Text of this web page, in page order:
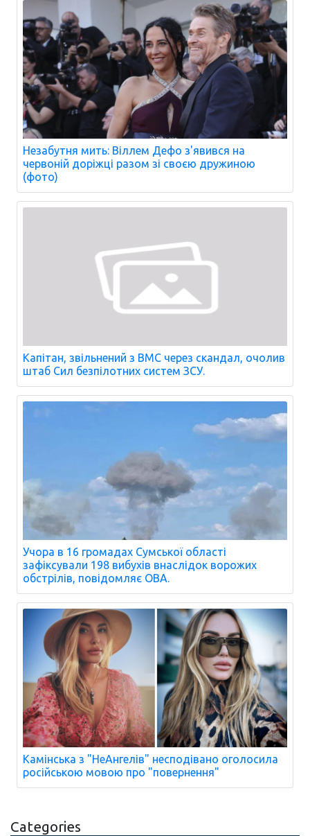
Незабутня мить: Віллем Дефо з'явився на
червоній доріжці разом зі своєю дружиною
(фото)
Капітан, звільнений з ВМС через скандал, очолив
штаб Сил безпілотних систем ЗСУ.
Учора в 16 громадах Сумської області
зафіксували 198 вибухів внаслідок ворожих
обстрілів, повідомляє ОВА.
Камінська з "НеАнгелів" несподівано оголосила
російською мовою про "повернення"
Categories